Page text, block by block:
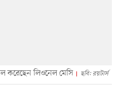
করেছেন লিওনেল মেসি ছবি: রয়টার্স